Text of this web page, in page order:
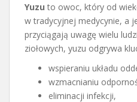
Yuzu to owoc, który od
w tradycyjnej medycynie, a
przyciągają uwagę wielu
ziołowych, yuzu odgrywa
wspieraniu układu
wzmacnianiu
eliminacji infekcji,